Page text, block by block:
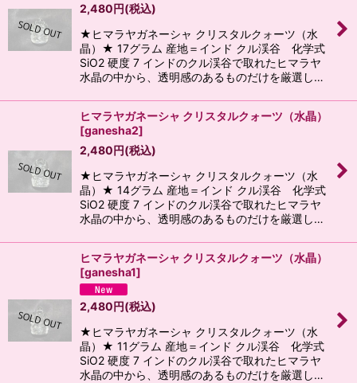
2,480円(税込)
★ヒマラヤガネーシャ クリスタルクォーツ（水
晶）★ 17グラム 産地＝インド クル渓谷 化学式
SiO2 硬度 7 インドのクル渓谷で取れたヒマラヤ
水晶の中から、透明感のあるものだけを厳選し…
ヒマラヤガネーシャ クリスタルクォーツ（水晶）
[ganesha2]
2,480円(税込)
★ヒマラヤガネーシャ クリスタルクォーツ（水
晶）★ 14グラム 産地＝インド クル渓谷 化学式
SiO2 硬度 7 インドのクル渓谷で取れたヒマラヤ
水晶の中から、透明感のあるものだけを厳選し…
ヒマラヤガネーシャ クリスタルクォーツ（水晶）
[ganesha1]
2,480円(税込)
★ヒマラヤガネーシャ クリスタルクォーツ（水
晶）★ 11グラム 産地＝インド クル渓谷 化学式
SiO2 硬度 7 インドのクル渓谷で取れたヒマラヤ
水晶の中から、透明感のあるものだけを厳選し…